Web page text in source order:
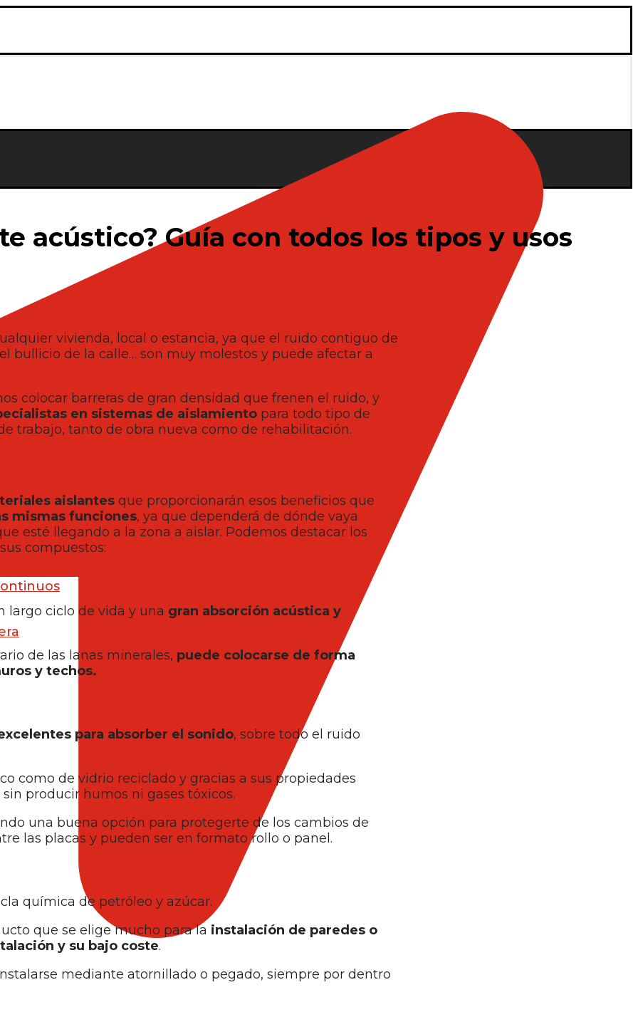
acústico? Guía con todos los tipos y usos
vivienda, local o estancia, ya que el ruido contiguo de
bullicio de la calle… son muy molestos y puede afectar a
colocar barreras de gran densidad que frenen el ruido, y
en sistemas de aislamiento para todo tipo de
trabajo, tanto de obra nueva como de rehabilitación.
aislantes que proporcionarán esos beneficios que
mismas funciones, ya que dependerá de dónde vaya
esté llegando a la zona a aislar. Podemos destacar los
compuestos:
largo ciclo de vida y una gran absorción acústica y
de las lanas minerales, puede colocarse de forma
y techos.
para absorber el sonido, sobre todo el ruido
como de vidrio reciclado y gracias a sus propiedades
producir humos ni gases tóxicos.
una buena opción para protegerte de los cambios de
las placas y pueden ser en formato rollo o panel.
química de petróleo y azúcar.
que se elige mucho para la instalación de paredes o
y su bajo coste.
mediante atornillado o pegado, siempre por dentro